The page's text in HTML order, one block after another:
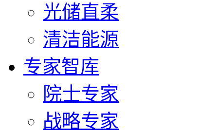
光储直柔
清洁能源
专家智库
院士专家
战略专家